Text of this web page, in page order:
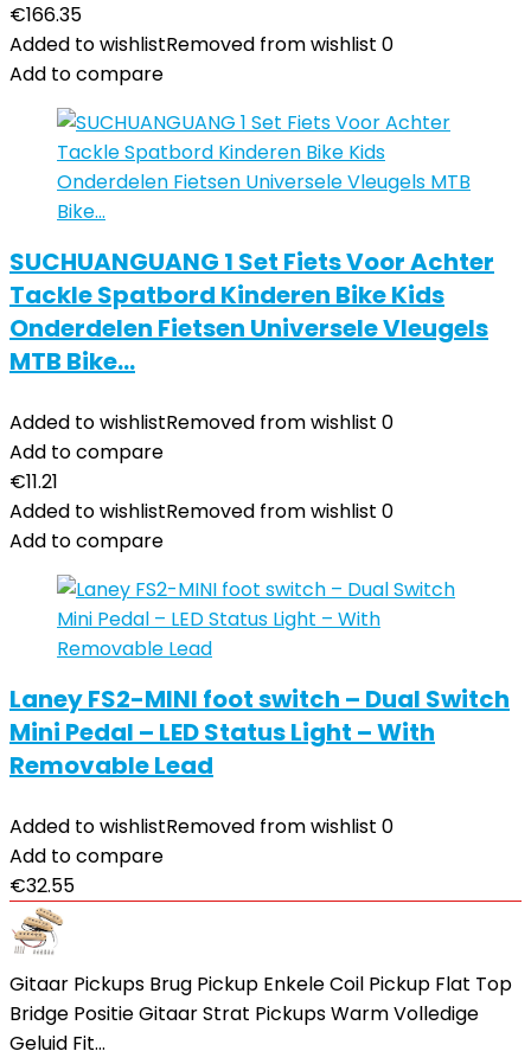
€166.35
Added to wishlistRemoved from wishlist 0
Add to compare
SUCHUANGUANG 1 Set Fiets Voor Achter
Tackle Spatbord Kinderen Bike Kids
Onderdelen Fietsen Universele Vleugels
MTB Bike…
Added to wishlistRemoved from wishlist 0
Add to compare
€11.21
Added to wishlistRemoved from wishlist 0
Add to compare
Laney FS2-MINI foot switch – Dual Switch
Mini Pedal – LED Status Light – With
Removable Lead
Added to wishlistRemoved from wishlist 0
Add to compare
€32.55
Gitaar Pickups Brug Pickup Enkele Coil Pickup Flat Top
Bridge Positie Gitaar Strat Pickups Warm Volledige
Geluid Fit…